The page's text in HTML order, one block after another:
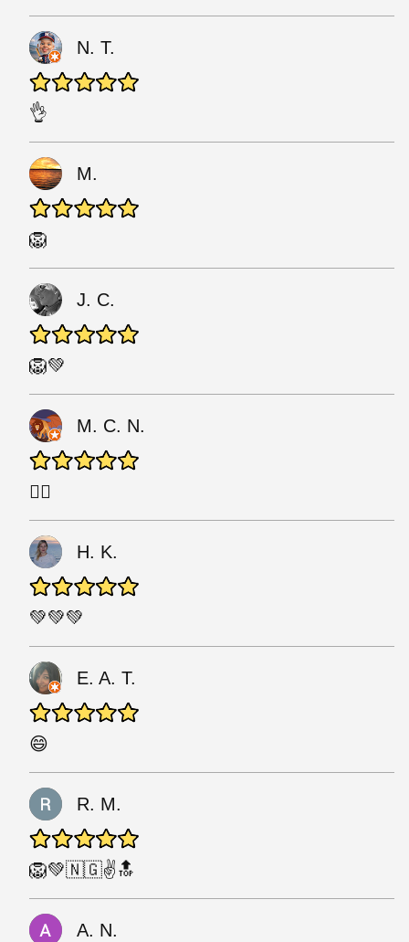
N. T.
👌
M.
🦁
J. C.
🦁💚
M. C. N.
👍🏽
H. K.
💚💚💚
E. A. T.
😄
R. M.
🦁💚🇳🇬✌🔝
A. N.